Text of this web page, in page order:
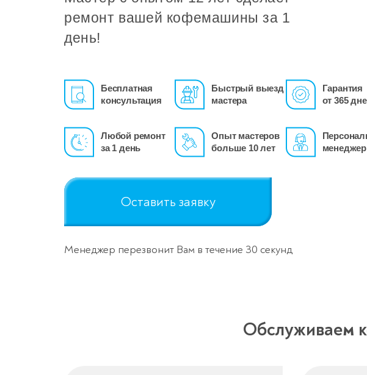
ремонт вашей кофемашины за 1
день!
Бесплатная
консультация
Быстрый выезд
мастера
Гарантия
от 365
Любой ремонт
за 1 день
Опыт мастеров
больше 10 лет
менеджер
Оставить заявку
Менеджер перезвонит Вам в течение 30 секунд
Обслуживаем